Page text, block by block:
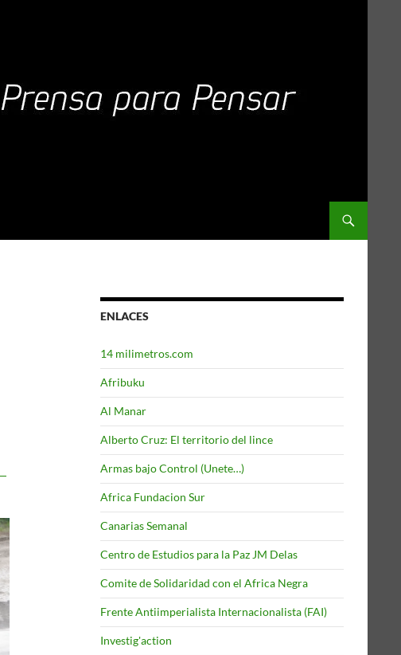
ENLACES
14 milimetros.com
Afribuku
Al Manar
Alberto Cruz: El territorio del lince
Armas bajo Control (Unete…)
Africa Fundacion Sur
Canarias Semanal
Centro de Estudios para la Paz JM Delas
Comite de Solidaridad con el Africa Negra
Frente Antiimperialista Internacionalista (FAI)
Investig'action